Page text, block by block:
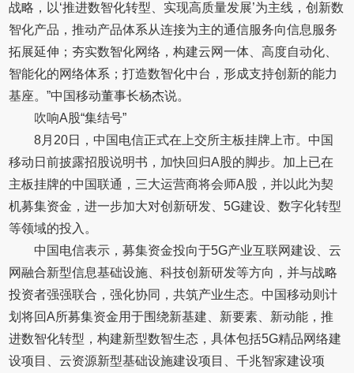
战略，以‘推进数智化转型、实现高质量发展’为主线，创新数
智化产品，推动产品体系从连接为主的通信服务向信息服务
拓展延伸；夯实数智化网络，构建云网一体、高度自动化、
智能化的网络体系；打造数智化中台，形成支持创新的能力
基座。”中国移动董事长杨杰说。
吹响A股“集结号”
8月20日，中国电信正式在上交所主板挂牌上市。中国
移动日前披露招股说明书，加快回归A股的脚步。加上已在
主板挂牌的中国联通，三大运营商将会师A股，并以此为契
机募集资金，进一步加大对创新研发、5G建设、数字化转型
等领域的投入。
中国电信表示，募集资金投向于5G产业互联网建设、云
网融合新型信息基础设施、科技创新研发等方向，并与战略
投资者强强联合，强化协同，共筑产业生态。中国移动则计
划将回A所募集资金用于围绕新基建、新要素、新动能，推
进数智化转型，构建新型数智生态，具体包括5G精品网络建
设项目、云资源新型基础设施建设项目、千兆智家建设项